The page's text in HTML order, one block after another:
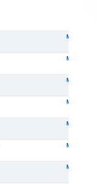
M
M
M
M
M
M
M